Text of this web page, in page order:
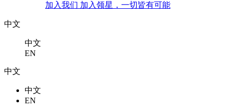
加入我们 加入领星，一切皆有可能
中文
中文
EN
中文
中文
EN